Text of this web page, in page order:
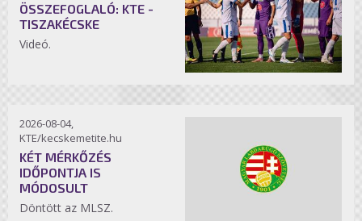
ÖSSZEFOGLALÓ: KTE -
TISZAKÉCSKE
Videó.
2026-08-04,
KTE/kecskemetite.hu
KÉT MÉRKŐZÉS
IDŐPONTJA IS
MÓDOSULT
Döntött az MLSZ.